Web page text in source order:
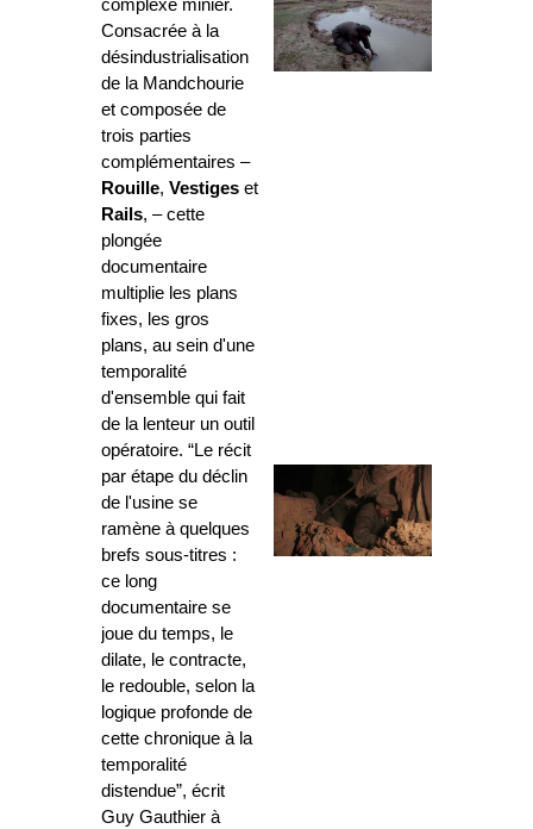
complexe minier.
Consacrée à la
désindustrialisation
de la Mandchourie
et composée de
trois parties
complémentaires –
Rouille, Vestiges et
Rails, – cette
plongée
documentaire
multiplie les plans
fixes, les gros
plans, au sein d'une
temporalité
d'ensemble qui fait
de la lenteur un outil
opératoire. “Le récit
par étape du déclin
de l'usine se
ramène à quelques
brefs sous-titres :
ce long
documentaire se
joue du temps, le
dilate, le contracte,
le redouble, selon la
logique profonde de
cette chronique à la
temporalité
distendue”, écrit
Guy Gauthier à